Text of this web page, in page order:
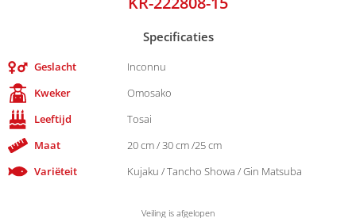
Specificaties
Geslacht
Inconnu
Kweker
Omosako
Leeftijd
Tosai
Maat
20 cm / 30 cm /25 cm
Variëteit
Kujaku / Tancho Showa / Gin Matsuba
Veiling is afgelopen